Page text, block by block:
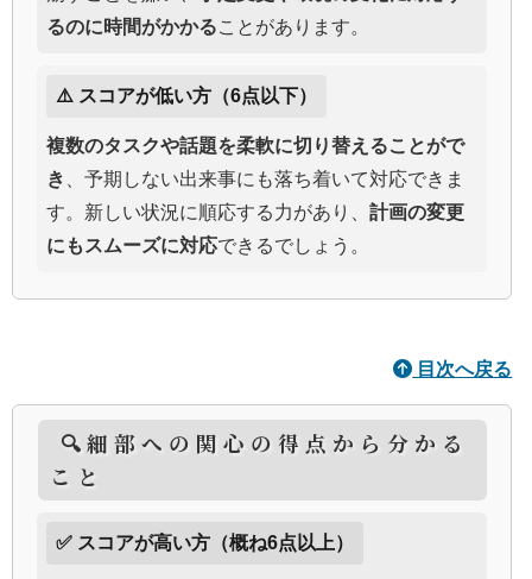
るのに時間がかかることがあります。
⚠️ スコアが低い方（6点以下）
複数のタスクや話題を柔軟に切り替えることがで
き
、予期しない出来事にも落ち着いて対応できま
す。新しい状況に順応する力があり、 計画の変更
にもスムーズに対応できるでしょう。
目次へ戻る
🔍細部への関心の得点から分かる
こと
✅ スコアが高い方（概ね6点以上）